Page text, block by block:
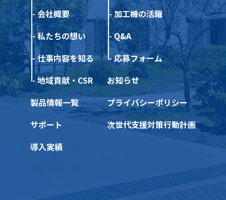
会社概要
私たちの想い
仕事内容を知る
地域貢献・CSR
製品情報一覧
サポート
導入実績
加工機の活躍
Q&A
応募フォーム
お知らせ
プライバシーポリシー
次世代支援対策行動計画